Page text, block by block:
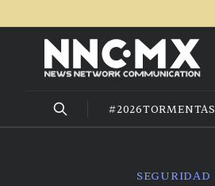
#2026TORMENTAS
SEGURIDAD